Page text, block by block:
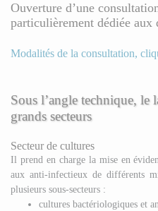
Ouverture d’une
particulièrement dédiée aux
Modalités de la consultation,
Sous l’angle technique, le
grands secteurs
Secteur de cultures
Il prend en charge la mise en
aux anti-infectieux de différents
plusieurs sous-secteurs :
cultures bactériologiques et